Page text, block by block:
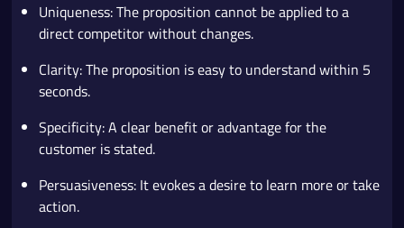
Uniqueness: The proposition cannot be applied to a
direct competitor without changes.
Clarity: The proposition is easy to understand within 5
seconds.
Specificity: A clear benefit or advantage for the
customer is stated.
Persuasiveness: It evokes a desire to learn more or take
action.